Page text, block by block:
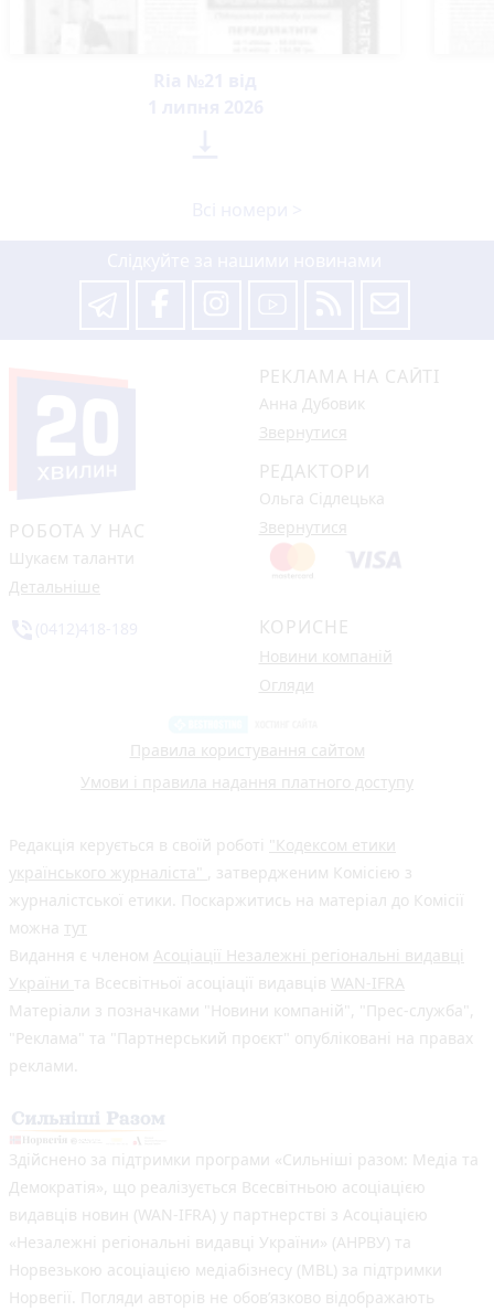
РОБОТА У НАС
Шукаєм таланти
Детальніше
РЕКЛАМА НА САЙТІ
Анна Дубовик
Звернутися
РЕДАКТОРИ
Ольга Сідлецька
Звернутися
КОРИСНЕ
Новини компаній
Огляди
Правила користування сайтом
Умови і правила надання платного доступу
Редакція керується в своїй роботі "Кодексом етики
українського журналіста" , затвердженим Комісією з
журналістської етики. Поскаржитись на матеріал до Комісії
можна тут
Видання є членом Асоціації Незалежні регіональні видавці
України та Всесвітньої асоціації видавців WAN-IFRA
Матеріали з позначками "Новини компаній", "Прес-служба",
"Реклама" та "Партнерський проєкт" опубліковані на правах
реклами.
Здійснено за підтримки програми «Сильніші разом: Медіа та
Демократія», що реалізується Всесвітньою асоціацією
видавців новин (WAN-IFRA) у партнерстві з Асоціацією
«Незалежні регіональні видавці України» (АНРВУ) та
Норвезькою асоціацією медіабізнесу (MBL) за підтримки
Норвегії. Погляди авторів не обов’язково відображають